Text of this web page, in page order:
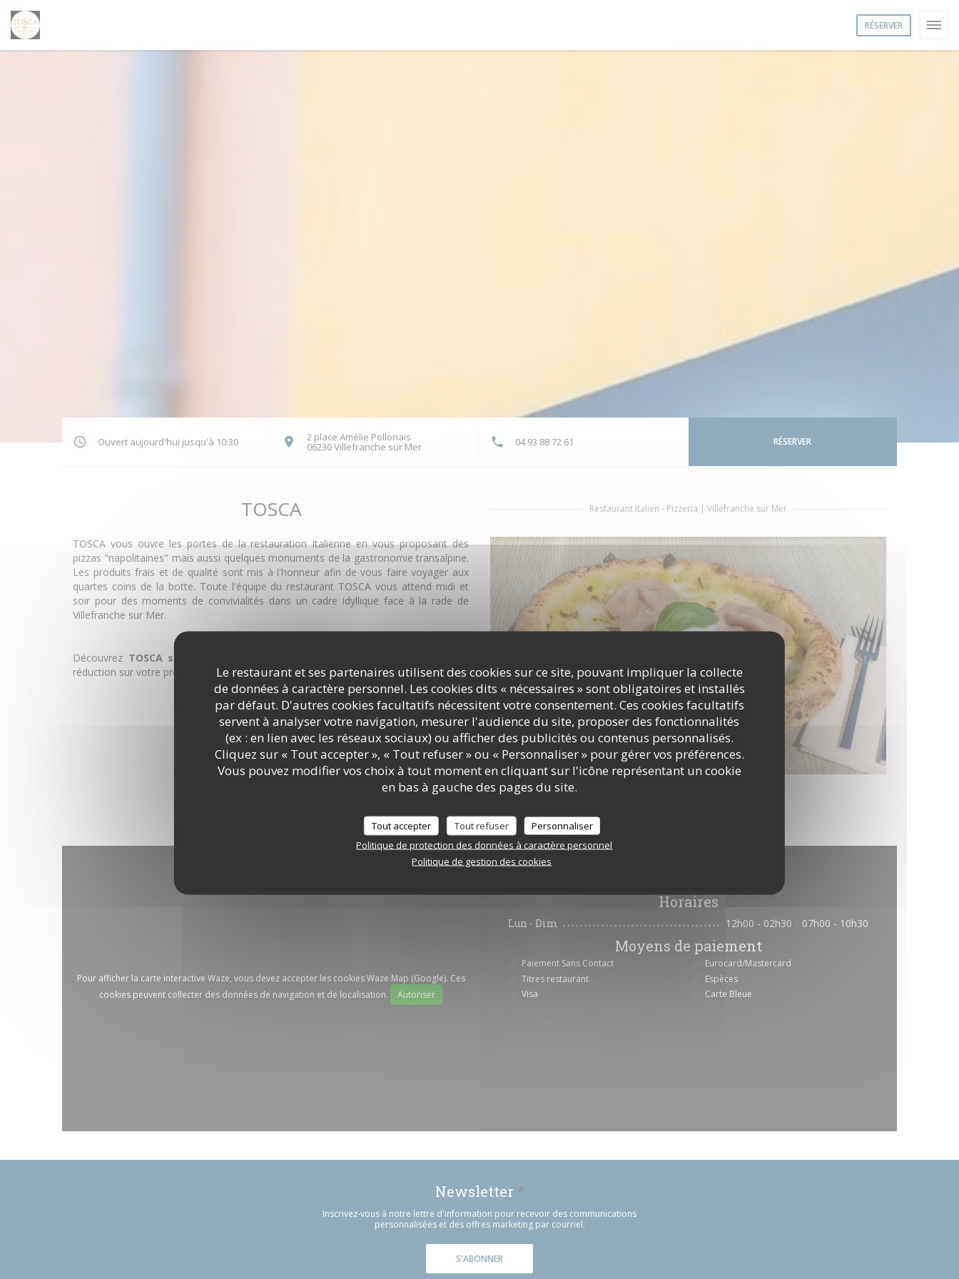
Le restaurant et ses partenaires utilisent des cookies sur ce site, pouvant impliquer la collecte
de données à caractère personnel. Les cookies dits « nécessaires » sont obligatoires et installés
par défaut. D'autres cookies facultatifs nécessitent votre consentement. Ces cookies facultatifs
servent à analyser votre navigation, mesurer l'audience du site, proposer des fonctionnalités
(ex : en lien avec les réseaux sociaux) ou afficher des publicités ou contenus personnalisés.
Cliquez sur « Tout accepter », « Tout refuser » ou « Personnaliser » pour gérer vos préférences.
Vous pouvez modifier vos choix à tout moment en cliquant sur l'icône représentant un cookie
en bas à gauche des pages du site.
Tout accepter Tout refuser
Personnaliser
Politique de protection des données à caractère personnel
Politique de gestion des cookies
RÉSERVER
Ouvert aujourd'hui jusqu'à 10:30 2 place Amélie Pollonais
06230 Villefranche sur Mer((ouvre une nouvelle fenêtre))
04 93 88 72 61 RÉSERVER
TOSCA Restaurant Italien - Pizzeria | Villefranche sur Mer
TOSCA vous ouvre les portes de la restauration Italienne en vous proposant des
pizzas "napolitaines" mais aussi quelques monuments de la gastronomie transalpine.
Les produits frais et de qualité sont mis à l'honneur afin de vous faire voyager aux
quartes coins de la botte. Toute l'équipe du restaurant TOSCA vous attend midi et
soir pour des moments de convivialités dans un cadre idyllique face à la rade de
Villefranche sur Mer.
Découvrez TOSCA sur Uber Eats
réduction sur votre première commande :eats- 78f3yrkdyn.
DÉCOUVRIR LE LIEU
Pour afficher la carte interactive Waze, vous devez accepter les cookies Waze Map (Google). Ces
cookies peuvent collecter des données de navigation et de localisation.
Autoriser
Horaires
Lun - Dim 12h00 - 02h30 • 07h00 - 10h30
Moyens de paiement
Paiement Sans Contact
Eurocard/Mastercard
Titres restaurant
Espèces
Visa
Carte Bleue
Newsletter *
Inscrivez-vous à notre lettre d'information pour recevoir des communications
personnalisées et des offres marketing par courriel.
S'ABONNER